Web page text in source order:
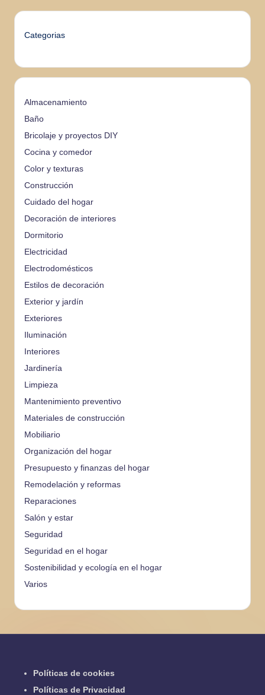
Categorias
Almacenamiento
Baño
Bricolaje y proyectos DIY
Cocina y comedor
Color y texturas
Construcción
Cuidado del hogar
Decoración de interiores
Dormitorio
Electricidad
Electrodomésticos
Estilos de decoración
Exterior y jardín
Exteriores
Iluminación
Interiores
Jardinería
Limpieza
Mantenimiento preventivo
Materiales de construcción
Mobiliario
Organización del hogar
Presupuesto y finanzas del hogar
Remodelación y reformas
Reparaciones
Salón y estar
Seguridad
Seguridad en el hogar
Sostenibilidad y ecología en el hogar
Varios
Políticas de cookies
Políticas de Privacidad